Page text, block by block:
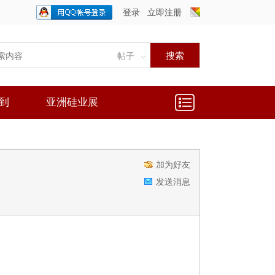
登录
立即注册
帖子 搜索
亚洲硅业展
加为好友
发送消息